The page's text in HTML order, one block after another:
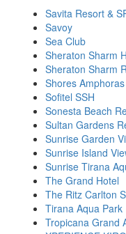
Savita Resort &
Savoy
Sea Club
Sheraton Sharm
Sheraton Sharm
Shores
Sofitel SSH
Sonesta Beach
Sultan Gardens
Sunrise Garden
Sunrise Island
Sunrise Tirana
The Grand Hotel
The Ritz Carlton
Tirana Aqua Park
Tropicana Grand